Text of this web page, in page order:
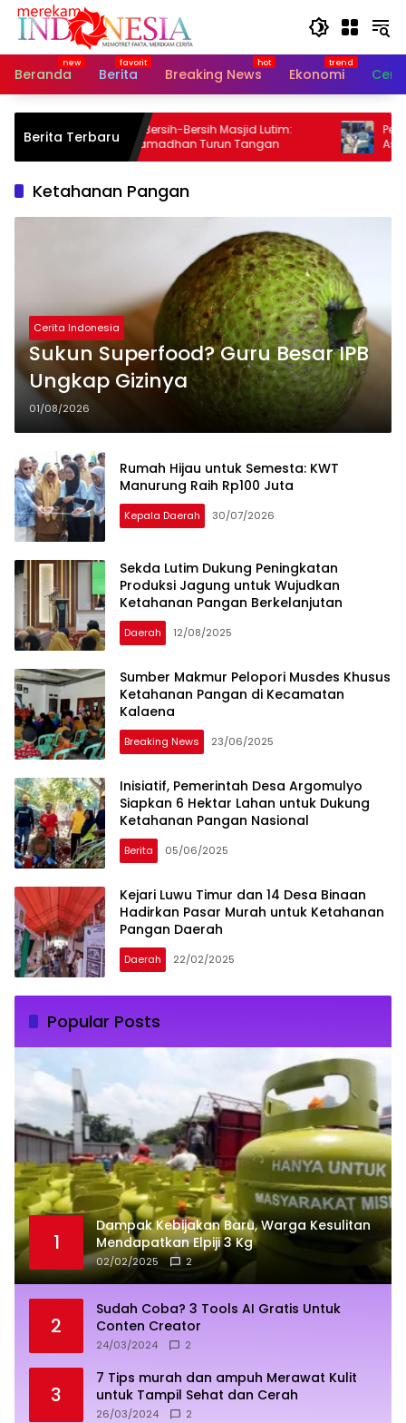
Langsung
Beranda
Berita Breaking News Ekonomi
Berita Terbaru
Gerakan Bersih-Bersih Masjid Lutim:
Sekda Ramadhan Turun Tangan
Asing
Ketahanan Pangan
Cerita Indonesia
Sukun Superfood? Guru Besar IPB
Ungkap Gizinya
01/08/2026
Rumah Hijau untuk Semesta: KWT
Manurung Raih Rp100 Juta
Kepala Daerah 30/07/2026
Sekda Lutim Dukung Peningkatan
Produksi Jagung untuk Wujudkan
Ketahanan Pangan Berkelanjutan
Daerah 12/08/2025
Sumber Makmur Pelopori Musdes Khusus
Ketahanan Pangan di Kecamatan
Kalaena
Breaking News 23/06/2025
Inisiatif, Pemerintah Desa Argomulyo
Siapkan 6 Hektar Lahan untuk Dukung
Ketahanan Pangan Nasional
Berita 05/06/2025
Kejari Luwu Timur dan 14 Desa Binaan
Hadirkan Pasar Murah untuk Ketahanan
Pangan Daerah
Daerah 22/02/2025
Popular Posts
1
Dampak Kebijakan Baru, Warga Kesulitan
Mendapatkan Elpiji 3 Kg
02/02/2025 2
2
Sudah Coba? 3 Tools AI Gratis Untuk
Conten Creator
24/03/2024 2
3
7 Tips murah dan ampuh Merawat Kulit
untuk Tampil Sehat dan Cerah
26/03/2024 2